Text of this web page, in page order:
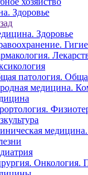
Здоровье
Здоровье
патология.
медицина.
Онкология.